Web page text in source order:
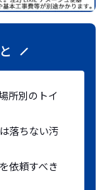
所別のトイ
落ちない汚
依頼すべき